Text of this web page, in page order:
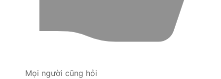
Mọi người cũng hỏi